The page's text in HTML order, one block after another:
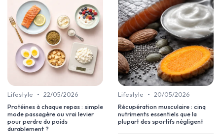
Lifestyle • 22/05/2026
Protéines à chaque repas : simple
mode passagère ou vrai levier
pour perdre du poids
durablement ?
Lifestyle • 20/05/2026
Récupération musculaire : cinq
nutriments essentiels que la
plupart des sportifs négligent